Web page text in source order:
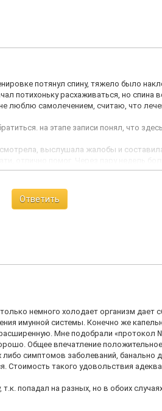
потянул спину, тяжело было
потихоньку расхаживаться, но спина
люблю самолечением, считаю, что
на этапе записи понял, что
выслушала жалобы и
отлично помог. Через пару недель
однозначно рекомендую эту
Ответить
немного холодает организм дает
имунной системы. Конечно же
Мне подобрали «протокол
Общее впечатление
симптомов заболеваний, банально
Стоимость такого удовольствия
попадал на разных, но в обоих